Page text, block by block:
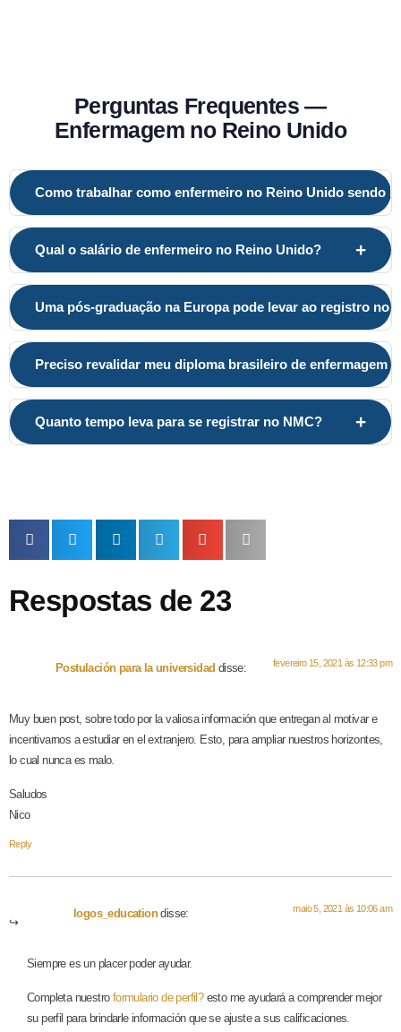
Perguntas Frequentes —
Enfermagem no Reino Unido
Como trabalhar como enfermeiro no Reino Unido sendo
Qual o salário de enfermeiro no Reino Unido? +
Uma pós-graduação na Europa pode levar ao registro no
Preciso revalidar meu diploma brasileiro de enfermagem
Quanto tempo leva para se registrar no NMC? +
Respostas de 23
Postulación para la universidad disse: fevereiro 15, 2021 às 12:33 pm
Muy buen post, sobre todo por la valiosa información que entregan al motivar e
incentivarnos a estudiar en el extranjero. Esto, para ampliar nuestros horizontes,
lo cual nunca es malo.
Saludos
Nico
Reply
logos_education disse: maio 5, 2021 às 10:06 am
Siempre es un placer poder ayudar.
Completa nuestro formulario de perfil?esto me ayudará a comprender mejor
su perfil para brindarle información que se ajuste a sus calificaciones.